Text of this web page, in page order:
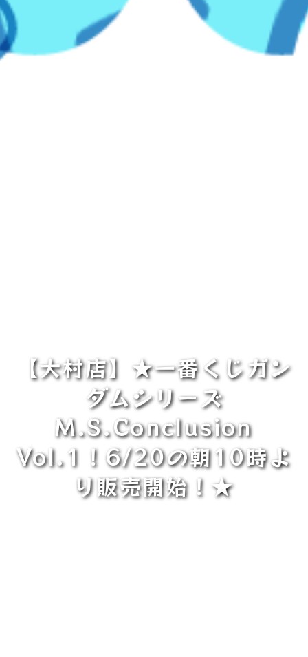
【大村店】★一番くじガン
ダムシリーズ
M.S.Conclusion
Vol.1！6/20の朝10時よ
り販売開始！★